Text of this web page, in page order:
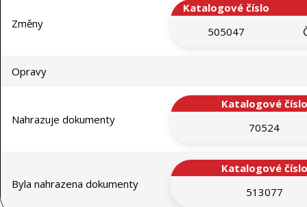
Změny
Katalogové číslo
505047
Opravy
Nahrazuje dokumenty
Katalogové číslo
70524
Byla nahrazena dokumenty
Katalogové číslo
513077